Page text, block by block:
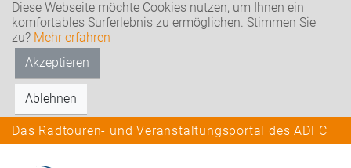
Diese Webseite möchte Cookies nutzen, um Ihnen ein
komfortables Surferlebnis zu ermöglichen. Stimmen Sie
zu? Mehr erfahren
Akzeptieren
Ablehnen
Das Radtouren- und Veranstaltungsportal des ADFC